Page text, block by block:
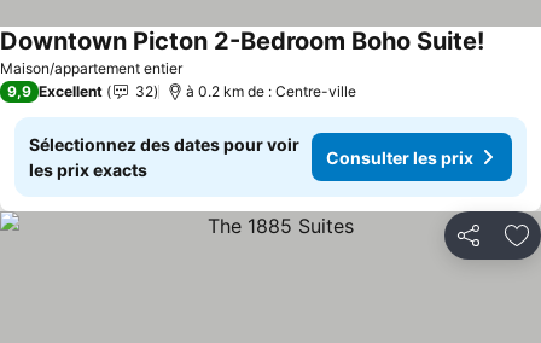
Maison/appartement entier
Downtown Picton 2-Bedroom Boho Suite!
9,9 Excellent 32 à 0.2 km de : Centre-ville
Sélectionnez des dates pour voir
les prix exacts
Consulter les prix
Partager